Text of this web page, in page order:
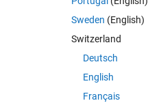
Sweden (English)
Switzerland
Deutsch
English
Français